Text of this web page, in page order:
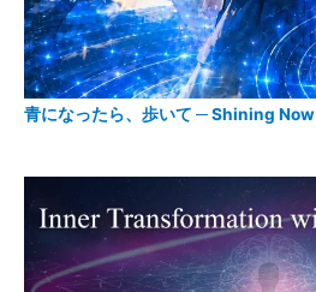
青になったら、歩いて ─ Shining Now